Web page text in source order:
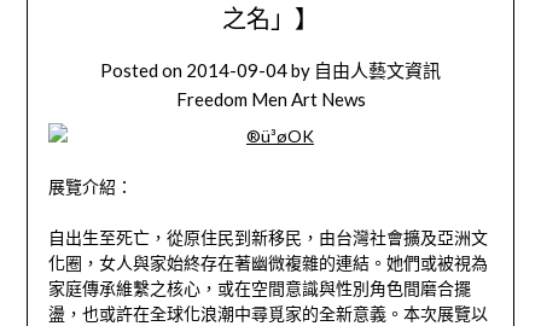
之名」】
Posted on 2014-09-04by 自由人藝文資訊
Freedom Men Art News
展覽介紹：
自出生至死亡，從原住民到新移民，由台灣社會擴及亞洲文
化圈，女人與家始終存在著幽微複雜的連結。她們或被視為
家庭傳承維繫之核心，或在空間意識與性別角色間磨合擺
盪，也或許在全球化浪潮中尋覓家的全新意義。本次展覽以